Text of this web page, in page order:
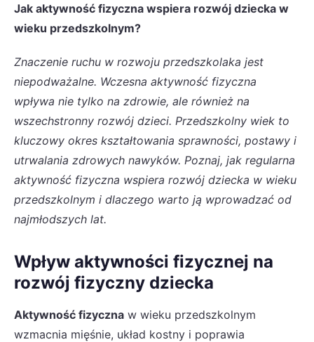
Jak aktywność fizyczna wspiera rozwój dziecka w
wieku przedszkolnym?
Znaczenie ruchu w rozwoju przedszkolaka jest
niepodważalne. Wczesna aktywność fizyczna
wpływa nie tylko na zdrowie, ale również na
wszechstronny rozwój dzieci. Przedszkolny wiek to
kluczowy okres kształtowania sprawności, postawy i
utrwalania zdrowych nawyków. Poznaj, jak regularna
aktywność fizyczna wspiera rozwój dziecka w wieku
przedszkolnym i dlaczego warto ją wprowadzać od
najmłodszych lat.
Wpływ aktywności fizycznej na
rozwój fizyczny dziecka
Aktywność fizyczna w wieku przedszkolnym
wzmacnia mięśnie, układ kostny i poprawia